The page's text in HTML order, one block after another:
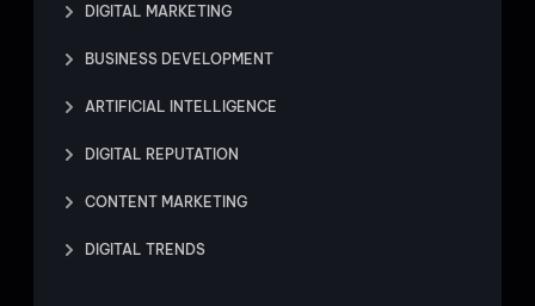
DIGITAL MARKETING
BUSINESS DEVELOPMENT
ARTIFICIAL INTELLIGENCE
DIGITAL REPUTATION
CONTENT MARKETING
DIGITAL TRENDS